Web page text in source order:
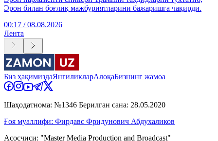
Эрон билан боғлиқ мажбуриятларини бажаришга чақирди.
00:17 / 08.08.2026
Лента
Биз ҳақимиздаЯнгиликларАлоқаБизнинг жамоа
Шаҳодатнома: №1346 Берилган сана: 28.05.2020
Ғоя муаллифи: Фирдавс Фридунович Абдухаликов
Асосчиси: "Master Media Production and Broadcast"